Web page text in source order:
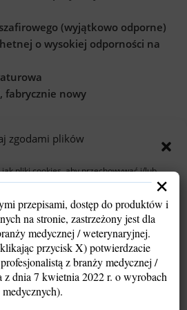
zgodami plików
pliki cookies, aby przechowywać i/lub
o urządzeniu. Robimy to w celu poprawy
przetwarzać dane, takie jak zachowanie
identyfikatory. Brak zgody lub jej
strony.
Akceptuję
(wyjątkowo odporne)
o wysokiej odporności na
fabrycznie nowy
przepisami, dostęp do produktów i
na stronie, zastrzeżony jest dla
medycznej / weterynaryjnej.
przycisk X) potwierdzacie
z branży medycznej /
dnia 7 kwietnia 2022 r. o wyrobach
medycznych).
×